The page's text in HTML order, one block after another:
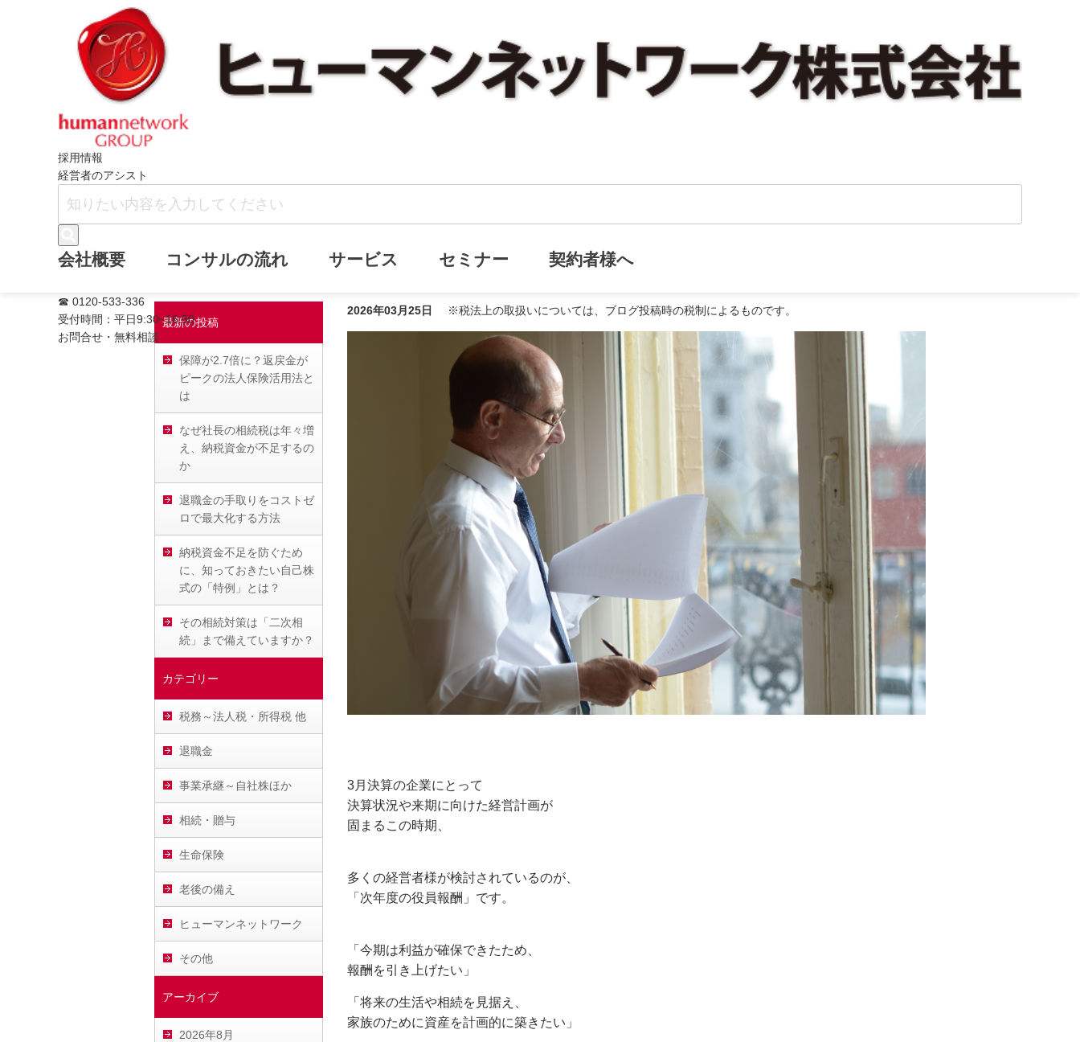
採用情報
経営者のアシスト
会社概要 コンサルの流れ サービス セミナー 契約者様へ
☎ 0120-533-336
受付時間：平日9:30~16:50
お問合せ・無料相談
最新の投稿
保障が2.7倍に？返戻金が
ピークの法人保険活用法と
は
なぜ社長の相続税は年々増
え、納税資金が不足するの
か
退職金の手取りをコストゼ
ロで最大化する方法
納税資金不足を防ぐため
に、知っておきたい自己株
式の「特例」とは？
その相続対策は「二次相
続」まで備えていますか？
カテゴリー
税務～法人税・所得税 他
退職金
事業承継～自社株ほか
相続・贈与
生命保険
老後の備え
ヒューマンネットワーク
その他
アーカイブ
2026年8月
2026年03月25日 ※税法上の取扱いについては、ブログ投稿時の税制によるものです。
3月決算の企業にとって
決算状況や来期に向けた経営計画が
固まるこの時期、
多くの経営者様が検討されているのが、
「次年度の役員報酬」です。
「今期は利益が確保できたため、
報酬を引き上げたい」
「将来の生活や相続を見据え、
家族のために資産を計画的に築きたい」